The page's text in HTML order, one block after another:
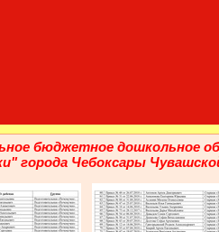
бюджетное дошкольное
города Чебоксары